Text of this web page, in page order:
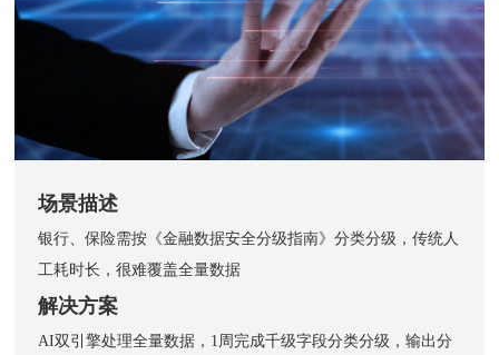
场景描述
银行、保险需按《金融数据安全分级指南》分类分级，传统人
工耗时长，很难覆盖全量数据
解决方案
AI双引擎处理全量数据，1周完成千级字段分类分级，输出分